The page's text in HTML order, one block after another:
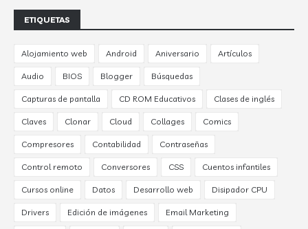
ETIQUETAS
Alojamiento web Android Aniversario Artículos
Audio BIOS Blogger Búsquedas
Capturas de pantalla CD ROM Educativos Clases de inglés
Claves Clonar Cloud Collages Comics
Compresores Contabilidad Contraseñas
Control remoto Conversores CSS Cuentos infantiles
Cursos online Datos Desarrollo web Disipador CPU
Drivers Edición de imágenes Email Marketing